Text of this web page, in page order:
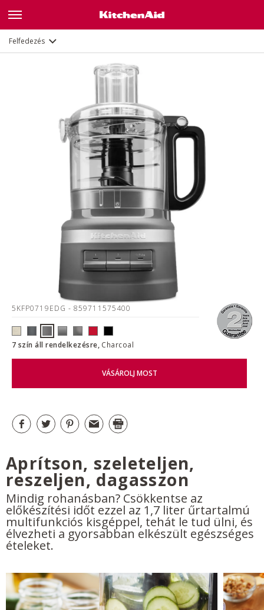
Felfedezés
5KFP0719EDG - 859711575400
7 szín áll rendelkezésre, Charcoal
VÁSÁROLJ MOST
Aprítson, szeleteljen,
reszeljen, dagasszon
Mindig rohanásban? Csökkentse az
előkészítési időt ezzel az 1,7 liter űrtartalmú
multifunkciós kisgéppel, tehát le tud ülni, és
élvezheti a gyorsabban elkészült egészséges
ételeket.